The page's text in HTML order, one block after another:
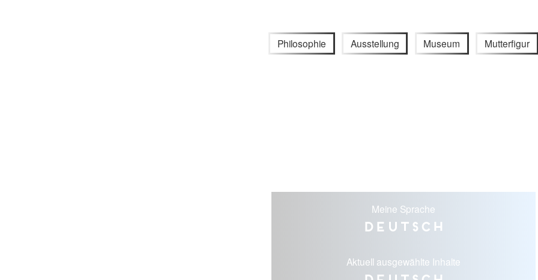
Philosophie Ausstellung Museum Mutterfigur
Meine Sprache
Deutsch
Aktuell ausgewählte Inhalte